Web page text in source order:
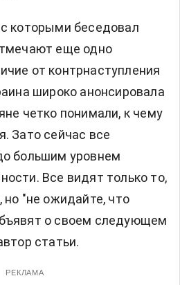
которыми беседовал
еще одно
от контрнаступления
широко анонсировала
четко понимали, к чему
Зато сейчас все
большим уровнем
Все видят только то,
но "не ожидайте, что
о своем следующем
статьи.
РЕКЛАМА